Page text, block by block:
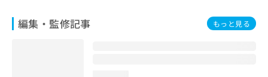
編集・監修記事 もっと見る